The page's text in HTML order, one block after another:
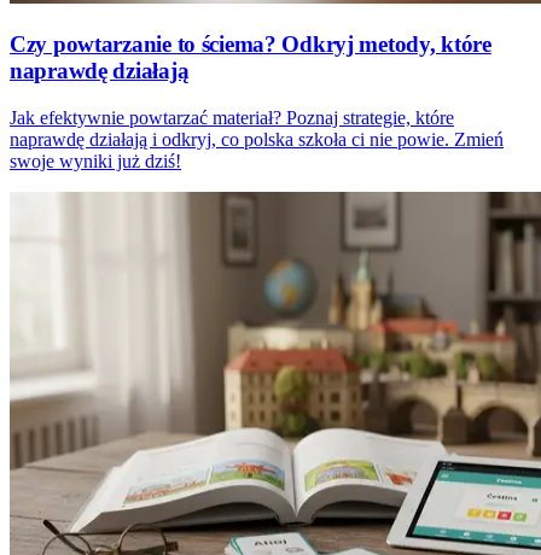
Czy powtarzanie to ściema? Odkryj metody, które
naprawdę działają
Jak efektywnie powtarzać materiał? Poznaj strategie, które
naprawdę działają i odkryj, co polska szkoła ci nie powie. Zmień
swoje wyniki już dziś!